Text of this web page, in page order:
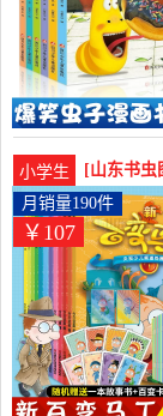
小学生
[山东书虫
百变马丁
￥107
月销量190件